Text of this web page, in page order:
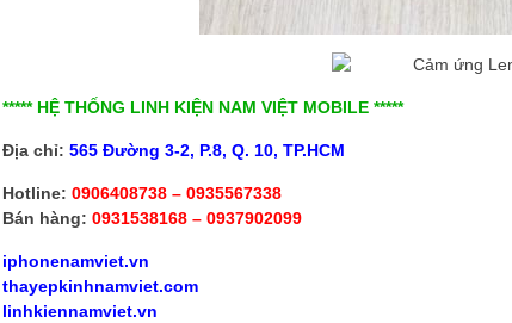
***** HỆ THỐNG LINH KIỆN NAM VIỆT MOBILE *****
Địa chỉ: 565 Đường 3-2, P.8, Q. 10, TP.HCM
Hotline: 0906408738 – 0935567338
Bán hàng: 0931538168 – 0937902099
iphonenamviet.vn
thayepkinhnamviet.com
linhkiennamviet.vn